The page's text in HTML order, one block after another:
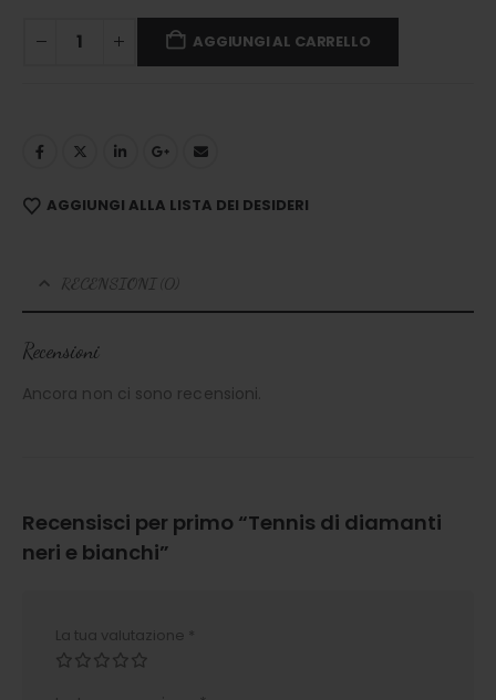
AGGIUNGI AL CARRELLO
AGGIUNGI ALLA LISTA DEI DESIDERI
RECENSIONI (0)
Recensioni
Ancora non ci sono recensioni.
Recensisci per primo “Tennis di diamanti
neri e bianchi”
La tua valutazione *